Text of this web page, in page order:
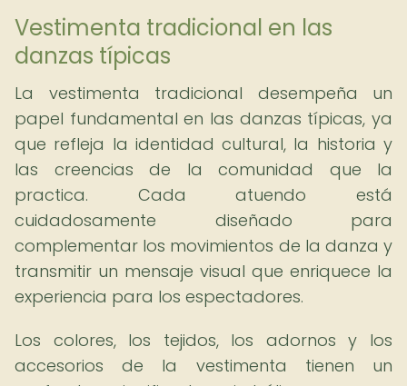
Vestimenta tradicional en las
danzas típicas
La vestimenta tradicional desempeña un
papel fundamental en las danzas típicas, ya
que refleja la identidad cultural, la historia y
las creencias de la comunidad que la
practica. Cada atuendo está
cuidadosamente diseñado para
complementar los movimientos de la danza y
transmitir un mensaje visual que enriquece la
experiencia para los espectadores.
Los colores, los tejidos, los adornos y los
accesorios de la vestimenta tienen un